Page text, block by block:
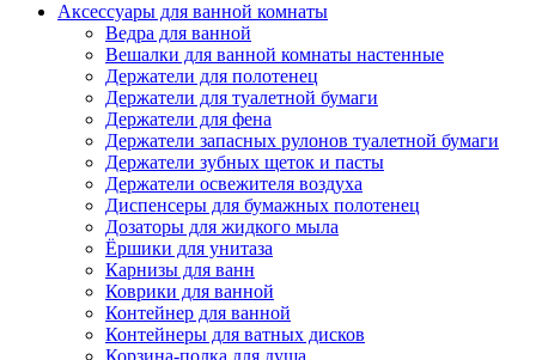
Аксессуары для ванной комнаты
Ведра для ванной
Вешалки для ванной комнаты настенные
Держатели для полотенец
Держатели для туалетной бумаги
Держатели для фена
Держатели запасных рулонов туалетной бумаги
Держатели зубных щеток и пасты
Держатели освежителя воздуха
Диспенсеры для бумажных полотенец
Дозаторы для жидкого мыла
Ёршики для унитаза
Карнизы для ванн
Коврики для ванной
Контейнер для ванной
Контейнеры для ватных дисков
Корзина-полка для душа